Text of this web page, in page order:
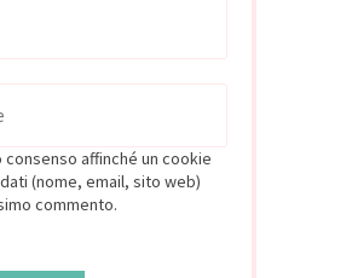
consenso affinché un cookie
(nome, email, sito web)
commento.